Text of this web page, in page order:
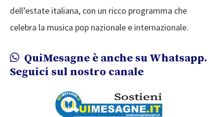
dell’estate italiana, con un ricco programma che
celebra la musica pop nazionale e internazionale.
QuiMesagne è anche su Whatsapp.
Seguici sul nostro canale